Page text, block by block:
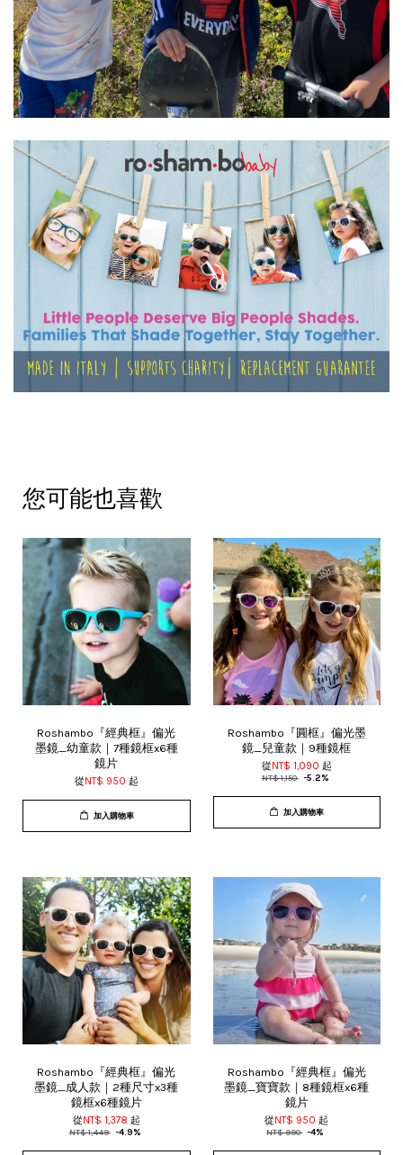
您可能也喜歡
Roshambo『經典框』偏光
墨鏡_幼童款｜7種鏡框x6種
鏡片
從 NT$ 950 起
加入購物車
Roshambo『圓框』偏光墨
鏡_兒童款｜9種鏡框
從 NT$ 1,090 起
NT$ 1,150 -5.2%
加入購物車
Roshambo『經典框』偏光
墨鏡_成人款｜2種尺寸x3種
鏡框x6種鏡片
從 NT$ 1,378 起
NT$ 1,449 -4.9%
Roshambo『經典框』偏光
墨鏡_寶寶款｜8種鏡框x6種
鏡片
從 NT$ 950起
NT$ 990 -4%